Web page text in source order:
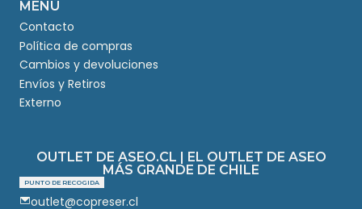
MENÚ
Contacto
Política de compras
Cambios y devoluciones
Envíos y Retiros
Externo
OUTLET DE ASEO.CL | EL OUTLET DE ASEO
MÁS GRANDE DE CHILE
PUNTO DE RECOGIDA
outlet@copreser.cl